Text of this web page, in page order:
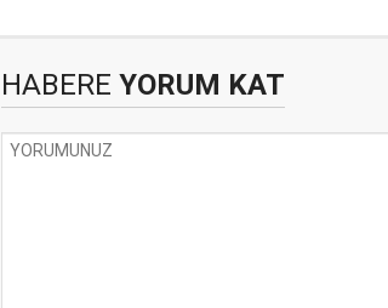
HABERE YORUM KAT